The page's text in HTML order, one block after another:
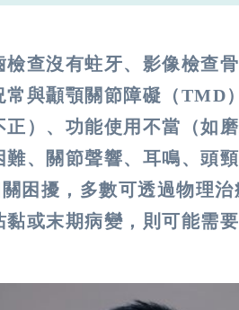
查沒有蛀牙、影像檢查
與顳顎關節障礙（TMD
）、功能使用不當（如
、關節聲響、耳鳴、頭
困擾，多數可透過物理治
或末期病變，則可能需